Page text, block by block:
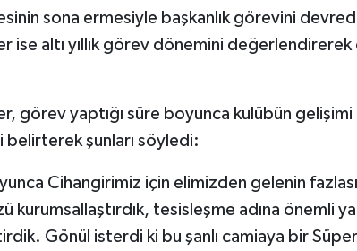
sona ermesiyle başkanlık görevini
ise altı yıllık görev dönemini
görev yaptığı süre boyunca kulübün
belirterek şunları söyledi:
Cihangirimiz için elimizden gelenin
kurumsallaştırdık, tesisleşme adına önemli
Gönül isterdi ki bu şanlı camiaya bir